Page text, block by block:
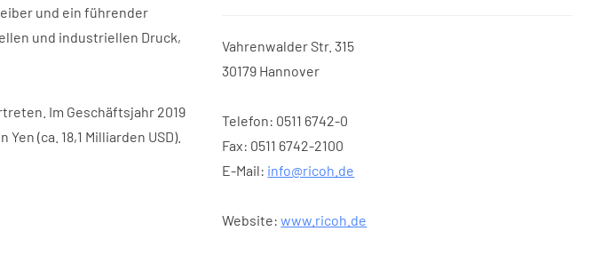
und ein führender
und industriellen Druck,
Im Geschäftsjahr 2019
(ca. 18,1 Milliarden USD).
Vahrenwalder Str. 315
30179 Hannover
Telefon: 0511 6742-0
Fax: 0511 6742-2100
E-Mail: info@ricoh.de
Website:www.ricoh.de